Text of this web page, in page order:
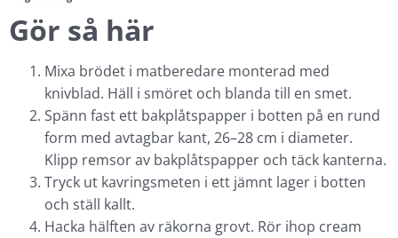
Gör så här
Mixa brödet i matberedare monterad med
knivblad. Häll i smöret och blanda till en smet.
Spänn fast ett bakplåtspapper i botten på en rund
form med avtagbar kant, 26–28 cm i diameter.
Klipp remsor av bakplåtspapper och täck kanterna.
Tryck ut kavringsmeten i ett jämnt lager i botten
och ställ kallt.
Hacka hälften av räkorna grovt. Rör ihop cream